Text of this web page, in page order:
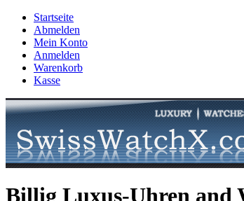
Startseite
Abmelden
Mein Konto
Anmelden
Warenkorb
Kasse
Billig Luxus-Uhren and